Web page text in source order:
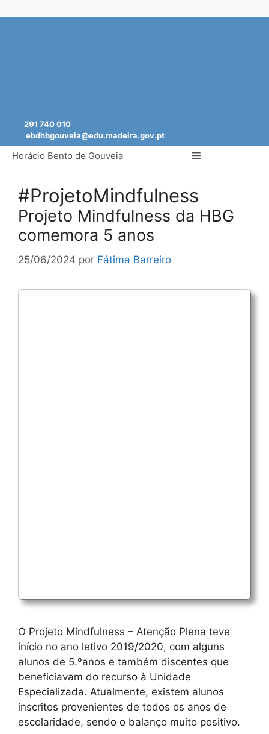
291 740 010
ebdhbgouveia@edu.madeira.gov.pt
Horácio Bento de Gouveia Menu
#ProjetoMindfulness
Projeto Mindfulness da HBG
comemora 5 anos
25/06/2024 por Fátima Barreiro
O Projeto Mindfulness – Atenção Plena teve
início no ano letivo 2019/2020, com alguns
alunos de 5.ºanos e também discentes que
beneficiavam do recurso à Unidade
Especializada. Atualmente, existem alunos
inscritos provenientes de todos os anos de
escolaridade, sendo o balanço muito positivo.